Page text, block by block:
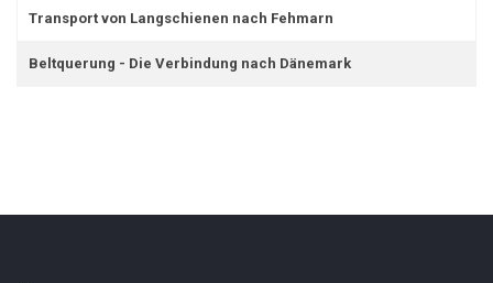
Transport von Langschienen nach Fehmarn
Beltquerung - Die Verbindung nach Dänemark